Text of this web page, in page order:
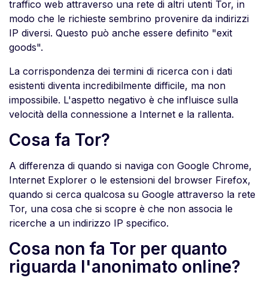
traffico web attraverso una rete di altri utenti Tor, in
modo che le richieste sembrino provenire da indirizzi
IP diversi. Questo può anche essere definito "exit
goods".
La corrispondenza dei termini di ricerca con i dati
esistenti diventa incredibilmente difficile, ma non
impossibile. L'aspetto negativo è che influisce sulla
velocità della connessione a Internet e la rallenta.
Cosa fa Tor?
A differenza di quando si naviga con Google Chrome,
Internet Explorer o le estensioni del browser Firefox,
quando si cerca qualcosa su Google attraverso la rete
Tor, una cosa che si scopre è che non associa le
ricerche a un indirizzo IP specifico.
Cosa non fa Tor per quanto
riguarda l'anonimato online?